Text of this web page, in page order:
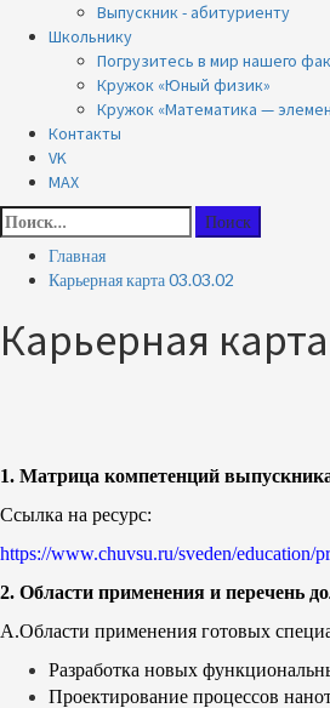
Выпускник - абитуриенту
Школьнику
Погрузитесь в мир нашего
Кружок «Юный физик»
Кружок «Математика —
Контакты
VK
MAX
Найти:
Главная
Карьерная карта 03.03.02
Карьерная
1. Матрица компетенций
Ссылка на ресурс:
https://www.chuvsu.ru/sveden/education/
2. Области применения и перечень
А.Области применения готовых
Разработка новых
Проектирование процессов